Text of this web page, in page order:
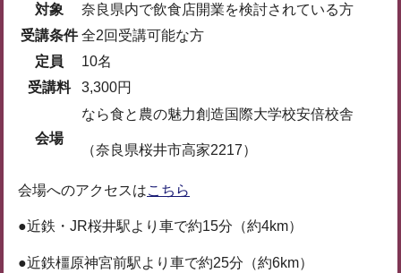
対象
奈良県内で飲食店開業を検討されている方
受講条件 全2回受講可能な方
定員
10名
受講料
3,300円
会場
なら食と農の魅力創造国際大学校安倍校舎
（奈良県桜井市高家2217）
会場へのアクセスはこちら
●近鉄・JR桜井駅より車で約15分（約4km）
●近鉄橿原神宮前駅より車で約25分（約6km）